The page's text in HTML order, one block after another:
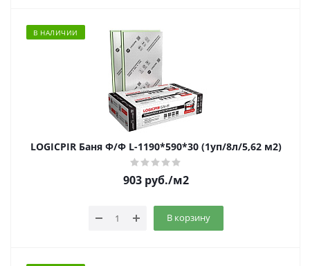
В НАЛИЧИИ
LOGICPIR Баня Ф/Ф L-1190*590*30 (1уп/8л/5,62 м2)
903руб./м2
В корзину